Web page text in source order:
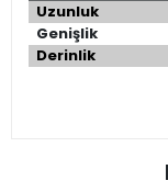
Uzunluk
Genişlik
Derinlik